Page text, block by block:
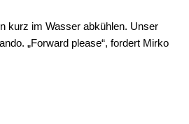
kurz im Wasser abkühlen. Unser
„Forward please“, fordert Mirko